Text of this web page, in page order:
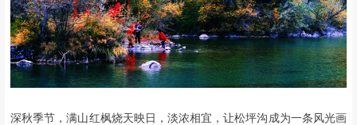
深秋季节，满山红枫烧天映日，淡浓相宜，让松坪沟成为一条风光画